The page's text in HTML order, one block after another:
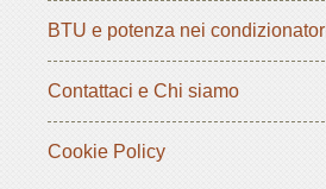
BTU e potenza nei
Contattaci e Chi siamo
Cookie Policy